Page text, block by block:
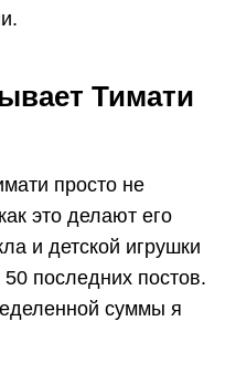
Тимати
просто не
это делают его
и детской игрушки
последних постов.
суммы я